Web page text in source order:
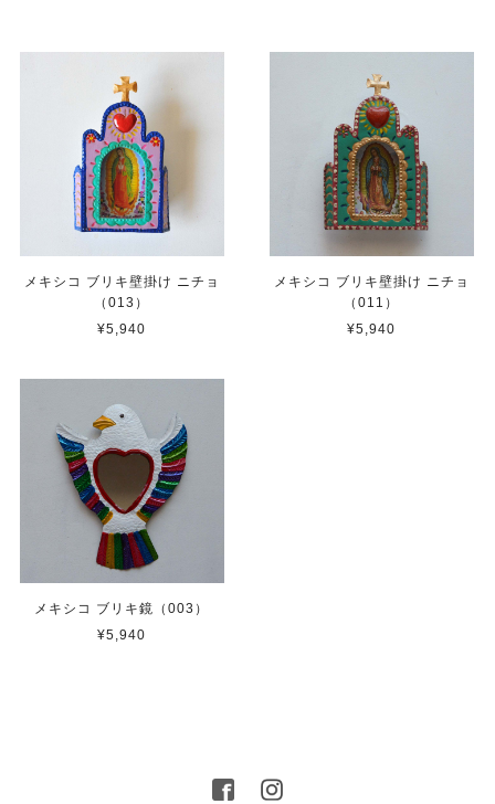
メキシコ ブリキ壁掛け ニチョ
（013）
¥5,940
メキシコ ブリキ壁掛け ニチョ
（011）
¥5,940
メキシコ ブリキ鏡（003）
¥5,940